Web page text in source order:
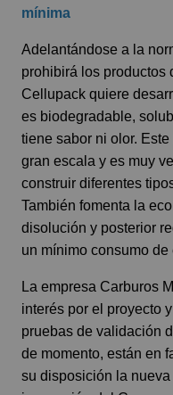
mínima
Adelantándose a la
prohibirá los productos
Cellupack quiere
es biodegradable,
tiene sabor ni olor.
gran escala y es muy
construir diferentes
También fomenta la
disolución y posterior
un mínimo consumo de
La empresa Carburos
interés por el proyecto
pruebas de validación
de momento, están en
su disposición la